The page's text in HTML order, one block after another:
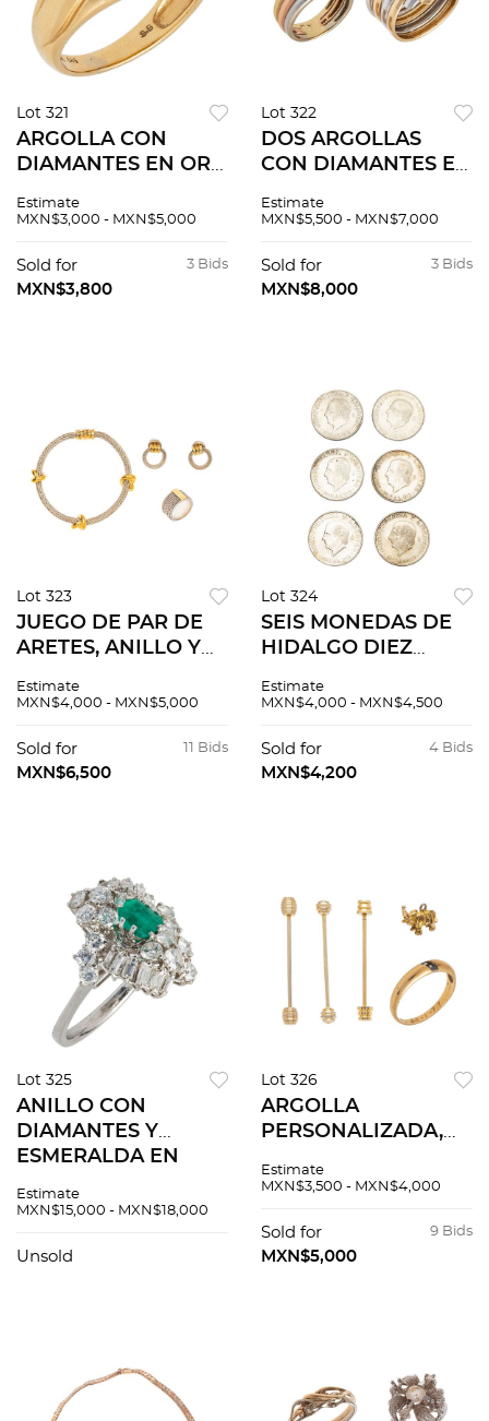
Lot 321
ARGOLLA CON
DIAMANTES EN ORO
Anillo (Bizarro) de
5 1/2 Diamantes
corte brillante ~0...
Estimate
MXN$3,000 - MXN$5,000
3 Bids
Sold for
MXN$3,800
Lot 322
DOS ARGOLLAS
CON DIAMANTES EN
BLANCO Y ROSA DE
de tallas: 5 y 6 1/2
Diamantes corte br...
Estimate
MXN$5,500 - MXN$7,000
3 Bids
Sold for
MXN$8,000
Lot 323
JUEGO DE PAR DE
ARETES, ANILLO Y
.925 Y VERMEIL DE
TANE Aretes de
poste y contra.
Estimate
MXN$4,000 - MXN$5,000
11 Bids
Sold for
MXN$6,500
Lot 324
SEIS MONEDAS DE
HIDALGO DIEZ
.900 Peso total: 173.4
de México con la
denominación arr...
Estimate
MXN$4,000 - MXN$4,500
4 Bids
Sold for
MXN$4,200
Lot 325
ANILLO CON
DIAMANTES Y
ESMERALDA EN
18K Talla: 7 3/4 Peso:
corte octagonal
Estimate
MXN$15,000 - MXN$18,000
Unsold
Lot 326
ARGOLLA
PERSONALIZADA,
PINES DE BARRA
CAMISA VINTAGE
CON DIAMANTES EN
Estimate
MXN$3,500 - MXN$4,000
9 Bids
Sold for
MXN$5,000